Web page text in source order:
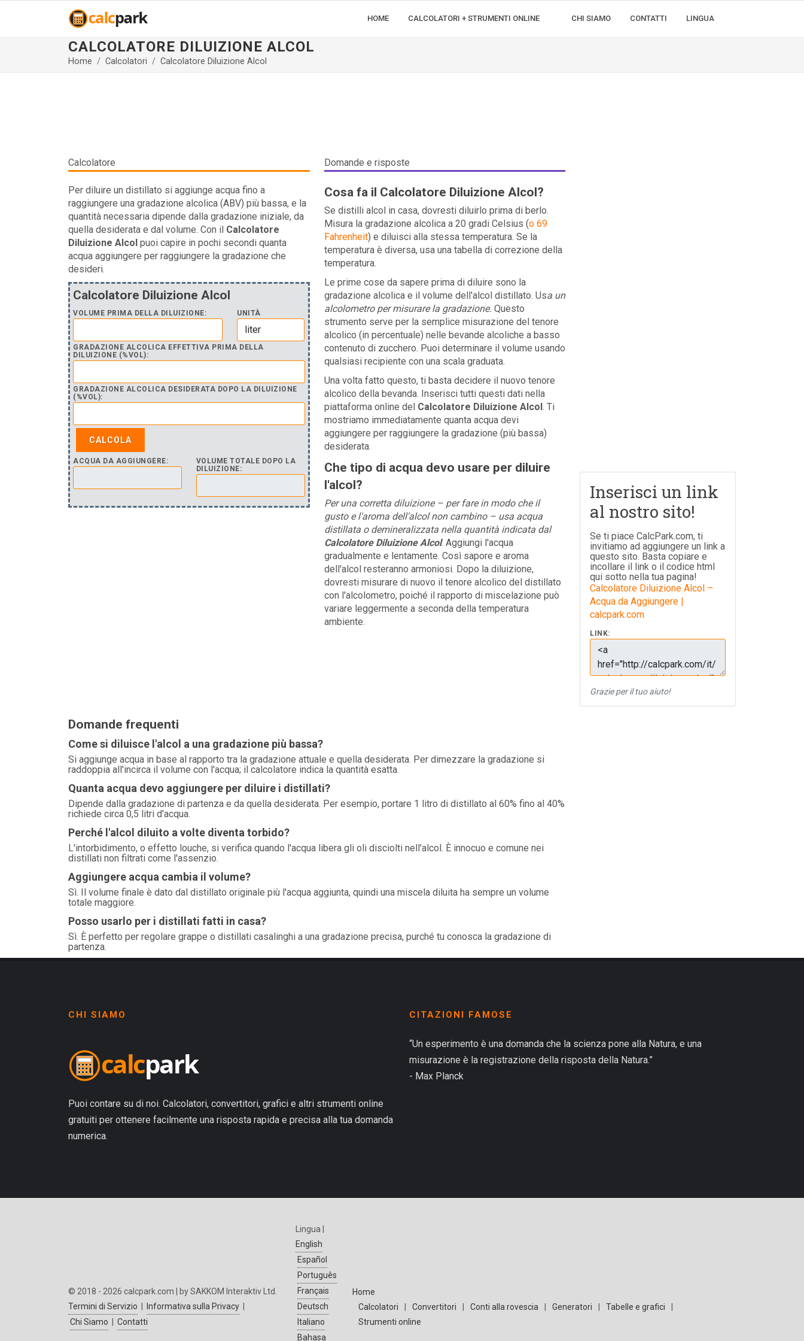
HOME CALCOLATORI + STRUMENTI ONLINE CHI SIAMO CONTATTI LINGUA
CALCOLATORE DILUIZIONE ALCOL
Home Calcolatori Calcolatore Diluizione Alcol
Calcolatore
Per diluire un distillato si aggiunge acqua fino a
raggiungere una gradazione alcolica (ABV) più bassa, e la
quantità necessaria dipende dalla gradazione iniziale, da
quella desiderata e dal volume. Con il Calcolatore
Diluizione Alcol puoi capire in pochi secondi quanta
acqua aggiungere per raggiungere la gradazione che
desideri.
Calcolatore Diluizione Alcol
VOLUME PRIMA DELLA DILUIZIONE: UNITÀ
GRADAZIONE ALCOLICA EFFETTIVA PRIMA DELLA
DILUIZIONE (%VOL):
GRADAZIONE ALCOLICA DESIDERATA DOPO LA DILUIZIONE
(%VOL):
ACQUA DA AGGIUNGERE:
VOLUME TOTALE DOPO LA
DILUIZIONE:
Domande e risposte
Cosa fa il Calcolatore Diluizione Alcol?
Se distilli alcol in casa, dovresti diluirlo prima di berlo.
Misura la gradazione alcolica a 20 gradi Celsius (o 69
Fahrenheit) e diluisci alla stessa temperatura. Se la
temperatura è diversa, usa una tabella di correzione della
temperatura.
Le prime cose da sapere prima di diluire sono la
gradazione alcolica e il volume dell'alcol distillato. Usa un
alcolometro per misurare la gradazione. Questo
strumento serve per la semplice misurazione del tenore
alcolico (in percentuale) nelle bevande alcoliche a basso
contenuto di zucchero. Puoi determinare il volume usando
qualsiasi recipiente con una scala graduata.
Una volta fatto questo, ti basta decidere il nuovo tenore
alcolico della bevanda. Inserisci tutti questi dati nella
piattaforma online del Calcolatore Diluizione Alcol. Ti
mostriamo immediatamente quanta acqua devi
aggiungere per raggiungere la gradazione (più bassa)
desiderata.
Che tipo di acqua devo usare per diluire
l'alcol?
Per una corretta diluizione – per fare in modo che il
gusto e l'aroma dell'alcol non cambino – usa acqua
distillata o demineralizzata nella quantità indicata dal
Calcolatore Diluizione Alcol. Aggiungi l'acqua
gradualmente e lentamente. Così sapore e aroma
dell'alcol resteranno armoniosi. Dopo la diluizione,
dovresti misurare di nuovo il tenore alcolico del distillato
con l'alcolometro, poiché il rapporto di miscelazione può
variare leggermente a seconda della temperatura
ambiente.
Inserisci un link
al nostro sito!
Se ti piace CalcPark.com, ti
invitiamo ad aggiungere un link a
questo sito. Basta copiare e
incollare il link o il codice html
qui sotto nella tua pagina!
Calcolatore Diluizione Alcol –
Acqua da Aggiungere |
calcpark.com
LINK:
Grazie per il tuo aiuto!
Domande frequenti
Come si diluisce l'alcol a una gradazione più bassa?
Si aggiunge acqua in base al rapporto tra la gradazione attuale e quella desiderata. Per dimezzare la gradazione si
raddoppia all'incirca il volume con l'acqua; il calcolatore indica la quantità esatta.
Quanta acqua devo aggiungere per diluire i distillati?
Dipende dalla gradazione di partenza e da quella desiderata. Per esempio, portare 1 litro di distillato al 60% fino al 40%
richiede circa 0,5 litri d'acqua.
Perché l'alcol diluito a volte diventa torbido?
L'intorbidimento, o effetto louche, si verifica quando l'acqua libera gli oli disciolti nell'alcol. È innocuo e comune nei
distillati non filtrati come l'assenzio.
Aggiungere acqua cambia il volume?
Sì. Il volume finale è dato dal distillato originale più l'acqua aggiunta, quindi una miscela diluita ha sempre un volume
totale maggiore.
Posso usarlo per i distillati fatti in casa?
Sì. È perfetto per regolare grappe o distillati casalinghi a una gradazione precisa, purché tu conosca la gradazione di
partenza.
CHI SIAMO
Puoi contare su di noi. Calcolatori, convertitori, grafici e altri strumenti online
gratuiti per ottenere facilmente una risposta rapida e precisa alla tua domanda
numerica.
CITAZIONI FAMOSE
“Un esperimento è una domanda che la scienza pone alla Natura, e una
misurazione è la registrazione della risposta della Natura.”
- Max Planck
© 2018 - 2026 calcpark.com | by SAKKOM Interaktiv Ltd.
Termini di Servizio | Informativa sulla Privacy |
Chi Siamo | Contatti
Lingua |
English
Español
Português
Français
Deutsch
Italiano
Bahasa
Home
Calcolatori
| Convertitori | Conti alla rovescia | Generatori | Tabelle e grafici
|
Strumenti online